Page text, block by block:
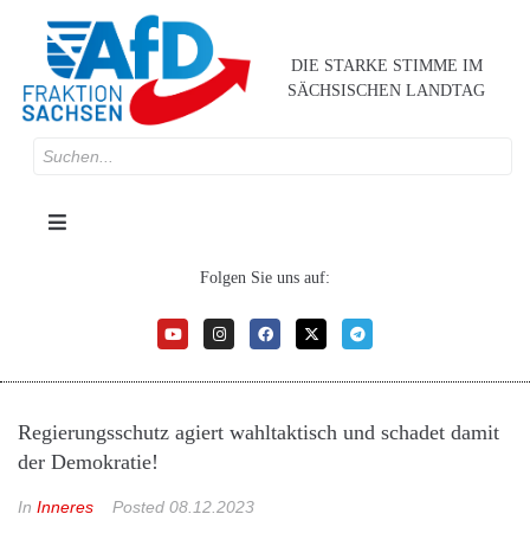
DIE STARKE STIMME IM
SÄCHSISCHEN LANDTAG
Folgen Sie uns auf:
Regierungsschutz agiert wahltaktisch und schadet damit
der Demokratie!
In Inneres Posted 08.12.2023